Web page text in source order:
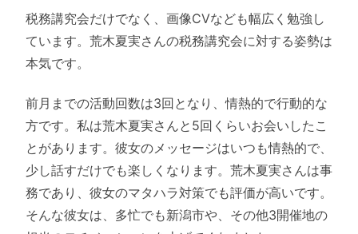
税務講究会だけでなく、画像CVなども幅広く勉強し
ています。荒木夏実さんの税務講究会に対する姿勢は
本気です。
前月までの活動回数は3回となり、情熱的で行動的な
方です。私は荒木夏実さんと5回くらいお会いしたこ
とがあります。彼女のメッセージはいつも情熱的で、
少し話すだけでも楽しくなります。荒木夏実さんは事
務であり、彼女のマタハラ対策でも評価が高いです。
そんな彼女は、多忙でも新潟市や、その他3開催地の